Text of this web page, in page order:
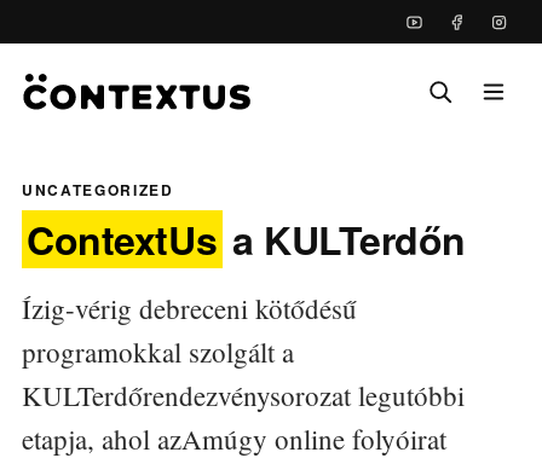
UNCATEGORIZED
ContextUs a KULTerdőn
Ízig-vérig debreceni kötődésű
programokkal szolgált a
KULTerdőrendezvénysorozat legutóbbi
etapja, ahol azAmúgy online folyóirat